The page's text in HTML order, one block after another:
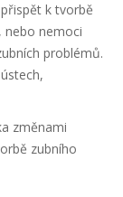
k tvorbě
nebo nemoci
problémů.
změnami
zubního